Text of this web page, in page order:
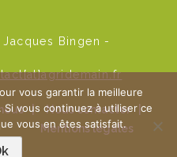
Bingen -
| Nous contacter
|
Mentions légales
vous garantir la meilleure
vous continuez à utiliser ce
vous en êtes satisfait.